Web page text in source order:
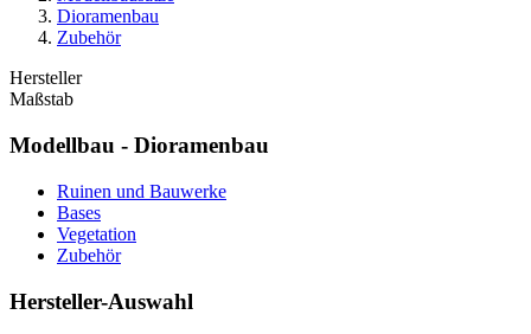
Dioramenbau
Zubehör
Hersteller
Maßstab
Modellbau - Dioramenbau
Ruinen und Bauwerke
Bases
Vegetation
Zubehör
Hersteller-Auswahl